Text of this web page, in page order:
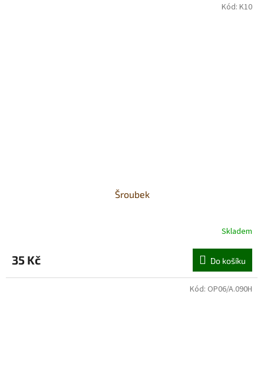
Šroubek
Skladem
35 Kč Do košíku
Kód: K10
Kód: OP06/A.090H